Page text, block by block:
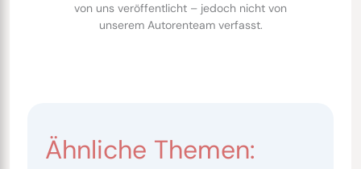
von uns veröffentlicht – jedoch nicht von
unserem Autorenteam verfasst.
Ähnliche Themen: